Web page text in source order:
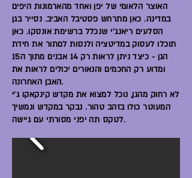
האוצר הלאומי של יפן ואחד מהארמונות היפים
במדינה. כאן מתרחש פסטיבל האביב. נסייר בגן
הסלעים ריאנג'י שנכלל ברשימת אונסקו. כאן
תוכלו לעסוק במדיטציה ולנסות לםתור את חידת
הגן - כיצד ניתן לראות רק 14 אבנים מתוך ה15
ומדוע רק החכמים והנאורים יכולים לראות את
האבן האחרונה.
לא רחוק מהגן, נוכל למצוא את מקדש קינקאקו ג'י
המעוטר כולו בזהב טהור. נבקר במקדש ונמשיך
לטקס תה יפני מסורתי עם גיישה.